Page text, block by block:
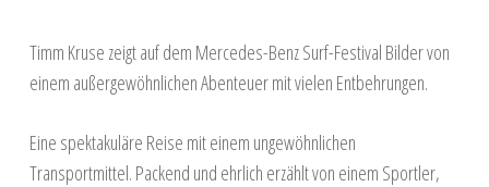
Timm Kruse zeigt auf dem Mercedes-Benz Surf-Festival Bilder von
einem außergewöhnlichen Abenteuer mit vielen Entbehrungen.
Eine spektakuläre Reise mit einem ungewöhnlichen
Transportmittel. Packend und ehrlich erzählt von einem Sportler,